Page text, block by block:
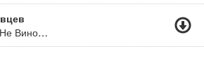
Ни Кто Из Нас Не Виноват!